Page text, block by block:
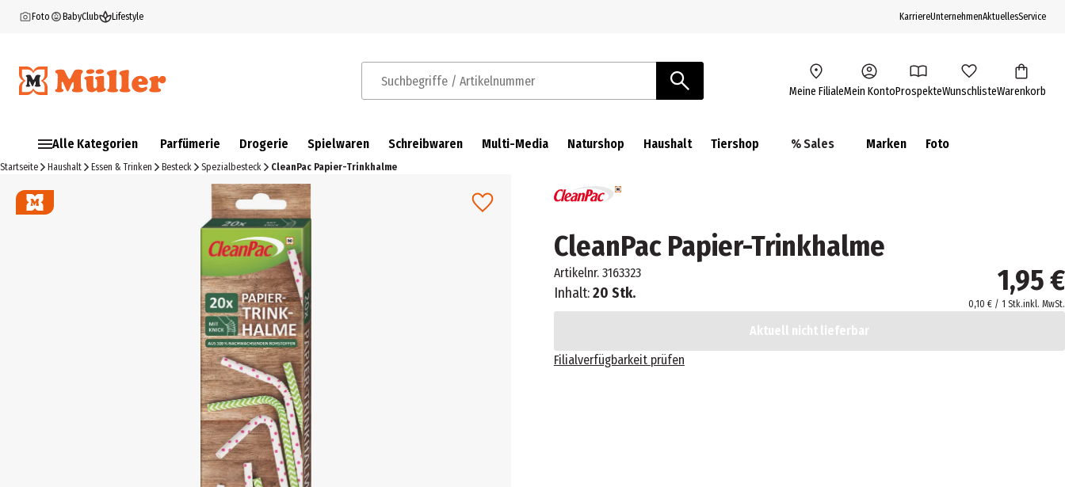
Foto BabyClub Lifestyle KarriereUnternehmenAktuellesService
Suchbegriffe / Artikelnummer Meine FilialeMein KontoProspekteWunschlisteWarenkorb
Alle Kategorien Parfümerie Drogerie Spielwaren Schreibwaren Multi-Media Naturshop Haushalt Tiershop % Sales Marken Foto
Startseite Haushalt Essen & Trinken Besteck Spezialbesteck CleanPac Papier-Trinkhalme
CleanPac Papier-Trinkhalme
Artikelnr. 3163323
Inhalt:20 Stk. 1,95 €
0,10 € / 1 Stk.inkl. MwSt.
Aktuell nicht lieferbar
Filialverfügbarkeit prüfen